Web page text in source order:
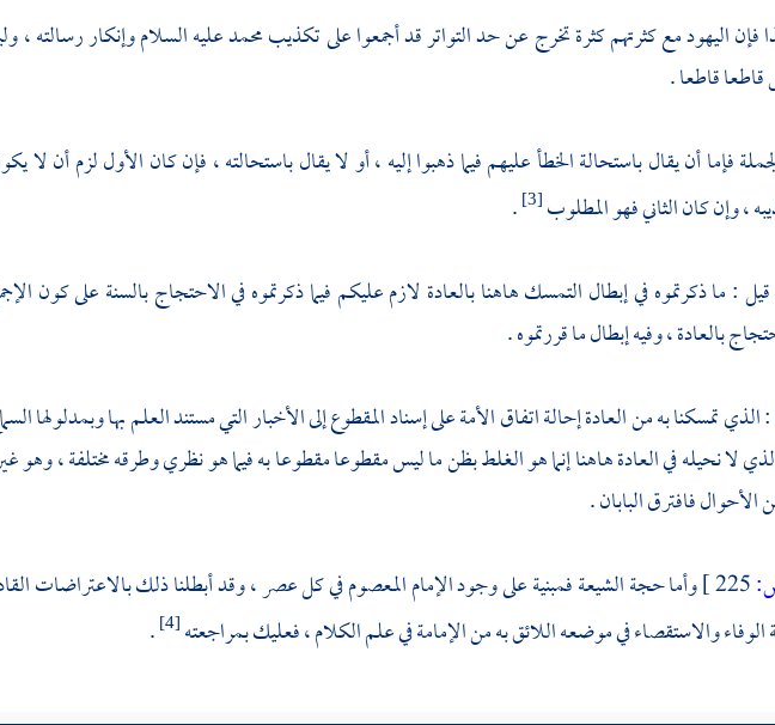
فإناليهودمع كثرتهم كثرة تخرج عن حد التواتر قد أجمعوا على تكذيبمحمدعليه السلام وإنكار رسالته
قاطعا .
فإما أن يقال باستحالة الخطأ عليهم فيما ذهبوا إليه ، أو لا يقال باستحالته ، فإن كان الأول لزم أن لا
، وإن كان الثاني فهو المطلوب [3]
.
: ما ذكرتموه في إبطال التمسك هاهنا بالعادة لازم عليكم فيما ذكرتموه في الاحتجاج بالسنة على كون
بالعادة ، وفيه إبطال ما قررتموه .
: الذي تمسكنا به من العادة إحالة اتفاق الأمة على إسناد المقطوع إلى الأخبار التي مستند العلم بها وبمدلولها
لا نحيله في العادة هاهنا إنما هو الغلط بظن ما ليس مقطوعا مقطوعا به فيما هو نظري وطرقه مختلفة ، وهو
الأحوال فافترق البابان .
وأما حجةالشيعةفمبنية على وجود الإمام المعصوم في كل عصر ، وقد أبطلنا ذلك بالاعتراضات
والاستقصاء في موضعه اللائق به من الإمامة في علم الكلام ، فعليك بمراجعته [4]
.